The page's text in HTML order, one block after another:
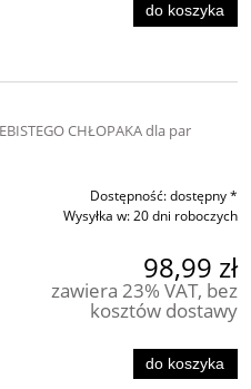
do koszyka
CHŁOPAKA dla par
Dostępność:dostępny *
Wysyłka w:20 dni roboczych
98,99 zł
zawiera 23% VAT, bez
kosztów dostawy
do koszyka